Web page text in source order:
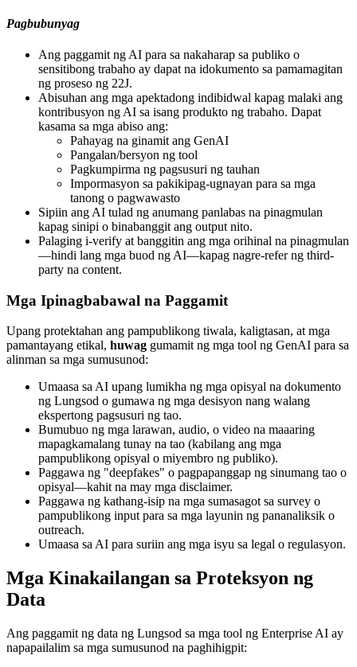
Pagbubunyag
Ang paggamit ng AI para sa nakaharap sa publiko o
sensitibong trabaho ay dapat na idokumento sa pamamagitan
ng proseso ng 22J.
Abisuhan ang mga apektadong indibidwal kapag malaki ang
kontribusyon ng AI sa isang produkto ng trabaho. Dapat
kasama sa mga abiso ang:
Pahayag na ginamit ang GenAI
Pangalan/bersyon ng tool
Pagkumpirma ng pagsusuri ng tauhan
Impormasyon sa pakikipag-ugnayan para sa mga
tanong o pagwawasto
Sipiin ang AI tulad ng anumang panlabas na pinagmulan
kapag sinipi o binabanggit ang output nito.
Palaging i-verify at banggitin ang mga orihinal na pinagmulan
—hindi lang mga buod ng AI—kapag nagre-refer ng third-
party na content.
Mga Ipinagbabawal na Paggamit
Upang protektahan ang pampublikong tiwala, kaligtasan, at mga
pamantayang etikal, huwag gumamit ng mga tool ng GenAI para sa
alinman sa mga sumusunod:
Umaasa sa AI upang lumikha ng mga opisyal na dokumento
ng Lungsod o gumawa ng mga desisyon nang walang
ekspertong pagsusuri ng tao.
Bumubuo ng mga larawan, audio, o video na maaaring
mapagkamalang tunay na tao (kabilang ang mga
pampublikong opisyal o miyembro ng publiko).
Paggawa ng "deepfakes" o pagpapanggap ng sinumang tao o
opisyal—kahit na may mga disclaimer.
Paggawa ng kathang-isip na mga sumasagot sa survey o
pampublikong input para sa mga layunin ng pananaliksik o
outreach.
Umaasa sa AI para suriin ang mga isyu sa legal o regulasyon.
Mga Kinakailangan sa Proteksyon ng
Data
Ang paggamit ng data ng Lungsod sa mga tool ng Enterprise AI ay
napapailalim sa mga sumusunod na paghihigpit: